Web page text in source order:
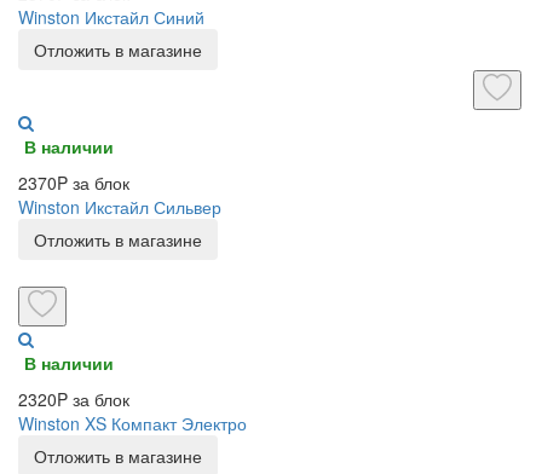
Winston Икстайл Синий
Отложить в магазине
В наличии
2370P за блок
Winston Икстайл Сильвер
Отложить в магазине
В наличии
2320P за блок
Winston XS Компакт Электро
Отложить в магазине